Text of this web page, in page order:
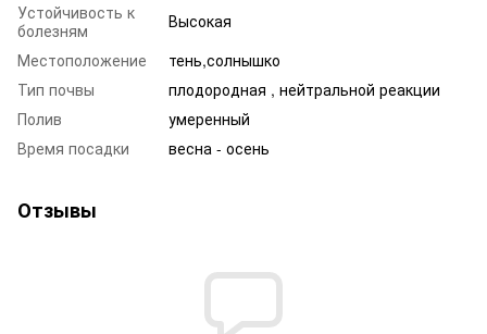
Устойчивость к
болезням
Высокая
Местоположение
тень,солнышко
Тип почвы
плодородная , нейтральной реакции
Полив
умеренный
Время посадки
весна - осень
Отзывы